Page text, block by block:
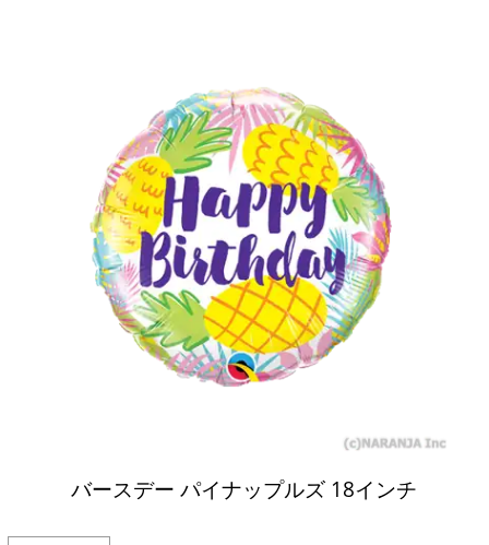
バースデー パイナップルズ 18インチ